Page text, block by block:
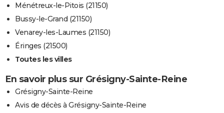
Ménétreux-le-Pitois (21150)
Bussy-le-Grand (21150)
Venarey-les-Laumes (21150)
Éringes (21500)
Toutes les villes
En savoir plus sur Grésigny-Sainte-Reine
Grésigny-Sainte-Reine
Avis de décès à Grésigny-Sainte-Reine